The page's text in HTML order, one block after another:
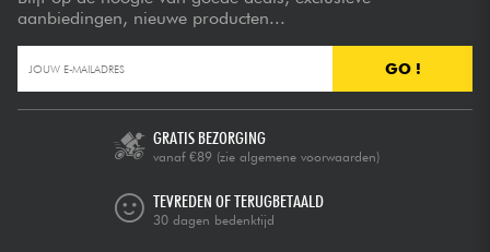
aanbiedingen, nieuwe producten...
GO !
GRATIS BEZORGING
vanaf €89 (zie algemene voorwaarden)
TEVREDEN OF TERUGBETAALD
30 dagen bedenktijd